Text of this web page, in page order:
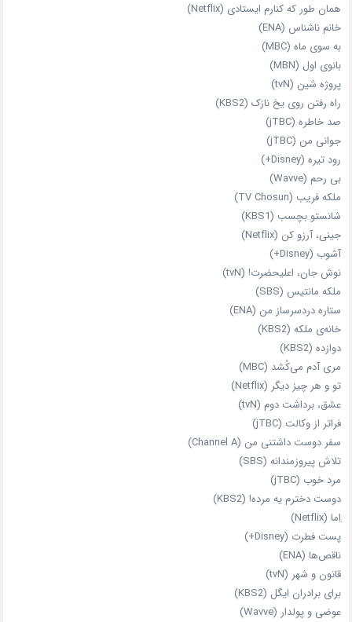
همان‌ طور که کنارم ایستادی (Netflix)
خانم ناشناس (ENA)
به سوی ماه (MBC)
بانوی اول (MBN)
پروژه شین (tvN)
راه رفتن روی یخ نازک (KBS2)
صد خاطره (jTBC)
جوانی من (jTBC)
رود تیره (Disney+)
بی‌ رحم (Wavve)
ملکه فریب (TV Chosun)
شانستو بچسب (KBS1)
جینی، آرزو کن (Netflix)
آشوب (Disney+)
نوش جان، اعلیحضرت! (tvN)
ملکه‌ مانتیس (SBS)
ستاره دردسرساز من (ENA)
خانه‌ی ملکه (KBS2)
دوازده (KBS2)
مری آدم می‌کُشد (MBC)
تو و هر چیز دیگر (Netflix)
عشق، برداشت دوم (tvN)
فراتر از وکالت (jTBC)
سفر دوست‌ داشتنی من (Channel A)
تلاش پیروزمندانه (SBS)
مرد خوب (jTBC)
دوست دخترم یه مرده! (KBS2)
اِما (Netflix)
پست فطرت (Disney+)
ناقص‌ها (ENA)
قانون و شهر (tvN)
برای برادران ایگل (KBS2)
عوضی و پولدار (Wavve)